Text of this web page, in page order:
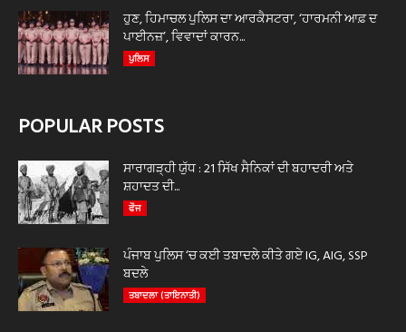
ਹੁਣ, ਹਿਮਾਚਲ ਪੁਲਿਸ ਦਾ ਆਰਕੈਸਟਰਾ, ‘ਹਾਰਮਨੀ ਆਫ਼ ਦ
ਪਾਈਨਜ਼’, ਵਿਵਾਦਾਂ ਕਾਰਨ...
ਪੁਲਿਸ
POPULAR POSTS
ਸਾਰਾਗੜ੍ਹੀ ਯੁੱਧ : 21 ਸਿੱਖ ਸੈਨਿਕਾਂ ਦੀ ਬਹਾਦਰੀ ਅਤੇ
ਸ਼ਹਾਦਤ ਦੀ...
ਫੌਜ
ਪੰਜਾਬ ਪੁਲਿਸ ‘ਚ ਕਈ ਤਬਾਦਲੇ ਕੀਤੇ ਗਏ IG, AIG, SSP
ਬਦਲੇ
ਤਬਾਦਲਾ (ਤਾਇਨਾਤੀ)